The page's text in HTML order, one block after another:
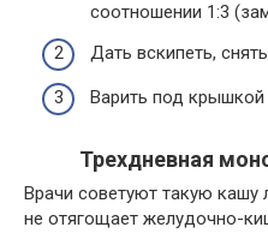
соотношении 1:3
Дать вскипеть,
Варить под крышкой
Трехдневная
Врачи советуют такую
не отягощает желудочно-